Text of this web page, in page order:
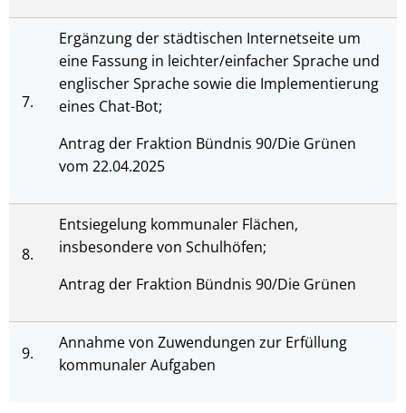
7.
Ergänzung der städtischen Internetseite um
eine Fassung in leichter/einfacher Sprache und
englischer Sprache sowie die Implementierung
eines Chat-Bot;
Antrag der Fraktion Bündnis 90/Die Grünen
vom 22.04.2025
8.
Entsiegelung kommunaler Flächen,
insbesondere von Schulhöfen;
Antrag der Fraktion Bündnis 90/Die Grünen
9.
Annahme von Zuwendungen zur Erfüllung
kommunaler Aufgaben